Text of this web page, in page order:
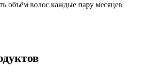
объём волос каждые пару месяцев